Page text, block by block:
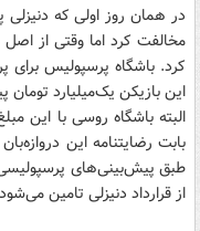
در همان روز اولی که دنیزلی
مخالفت کرد اما وقتی از اصل
کرد. باشگاه پرسپولیس برای
این بازیکن یک‌میلیارد تومان
بابت رضایتنامه این
از قرارداد دنیزلی تامین